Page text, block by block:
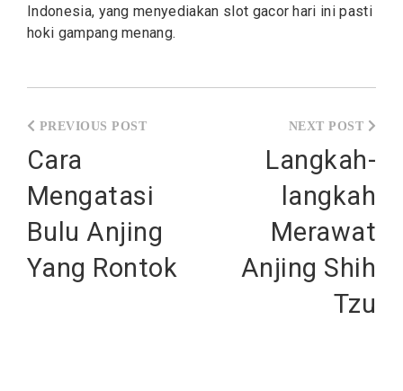
Indonesia, yang menyediakan slot gacor hari ini pasti
hoki gampang menang.
navigation
Cara
Mengatasi
Bulu Anjing
Yang Rontok
Langkah-
langkah
Merawat
Anjing Shih
Tzu